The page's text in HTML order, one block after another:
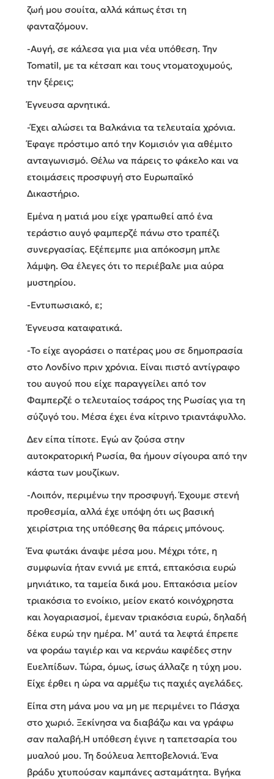
ζωή μου σουίτα, αλλά κάπως έτσι τη
φανταζόμουν.
-Αυγή, σε κάλεσα για μια νέα υπόθεση. Την
Tomatil, με τα κέτσαπ και τους ντοματοχυμούς,
την ξέρεις;
Έγνευσα αρνητικά.
-Έχει αλώσει τα Βαλκάνια τα τελευταία χρόνια.
Έφαγε πρόστιμο από την Κομισιόν για αθέμιτο
ανταγωνισμό. Θέλω να πάρεις το φάκελο και να
ετοιμάσεις προσφυγή στο Ευρωπαϊκό
Δικαστήριο.
Εμένα η ματιά μου είχε γραπωθεί από ένα
τεράστιο αυγό φαμπερζέ πάνω στο τραπέζι
συνεργασίας. Εξέπεμπε μια απόκοσμη μπλε
λάμψη. Θα έλεγες ότι το περιέβαλε μια αύρα
μυστηρίου.
-Εντυπωσιακό, ε;
Έγνευσα καταφατικά.
-Το είχε αγοράσει ο πατέρας μου σε δημοπρασία
στο Λονδίνο πριν χρόνια. Είναι πιστό αντίγραφο
του αυγού που είχε παραγγείλει από τον
Φαμπερζέ ο τελευταίος τσάρος της Ρωσίας για τη
σύζυγό του. Μέσα έχει ένα κίτρινο τριαντάφυλλο.
Δεν είπα τίποτε. Εγώ αν ζούσα στην
αυτοκρατορική Ρωσία, θα ήμουν σίγουρα από την
κάστα των μουζίκων.
-Λοιπόν, περιμένω την προσφυγή. Έχουμε στενή
προθεσμία, αλλά έχε υπόψη ότι ως βασική
χειρίστρια της υπόθεσης θα πάρεις μπόνους.
Ένα φωτάκι άναψε μέσα μου. Μέχρι τότε, η
συμφωνία ήταν εννιά με επτά, επτακόσια ευρώ
μηνιάτικο, τα ταμεία δικά μου. Επτακόσια μείον
τριακόσια το ενοίκιο, μείον εκατό κοινόχρηστα
και λογαριασμοί, έμεναν τριακόσια ευρώ, δηλαδή
δέκα ευρώ την ημέρα. Μ’ αυτά τα λεφτά έπρεπε
να φοράω ταγιέρ και να κερνάω καφέδες στην
Ευελπίδων. Τώρα, όμως, ίσως άλλαζε η τύχη μου.
Είχε έρθει η ώρα να αρμέξω τις παχιές αγελάδες.
Είπα στη μάνα μου να μη με περιμένει το Πάσχα
στο χωριό. Ξεκίνησα να διαβάζω και να γράφω
σαν παλαβή.Η υπόθεση έγινε η ταπετσαρία του
μυαλού μου. Τη δούλευα λεπτοβελονιά. Ένα
βράδυ χτυπούσαν καμπάνες ασταμάτητα. Βγήκα